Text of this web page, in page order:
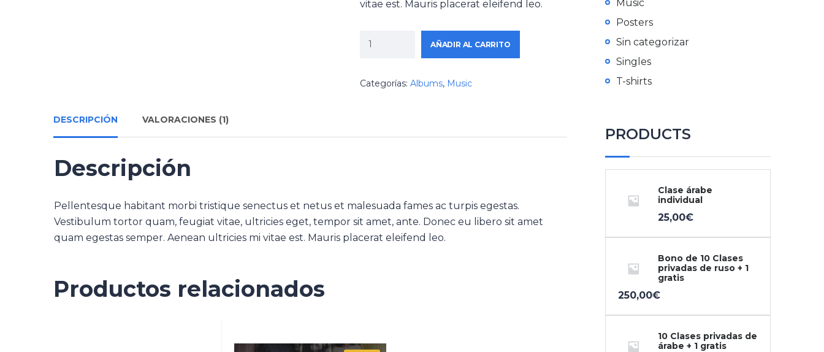
vitae est. Mauris placerat eleifend leo.
AÑADIR AL CARRITO
Categorías: Albums, Music
DESCRIPCIÓN VALORACIONES (1)
Descripción
Pellentesque habitant morbi tristique senectus et netus et malesuada fames ac turpis egestas.
Vestibulum tortor quam, feugiat vitae, ultricies eget, tempor sit amet, ante. Donec eu libero sit amet
quam egestas semper. Aenean ultricies mi vitae est. Mauris placerat eleifend leo.
Productos relacionados
Music
Posters
Sin categorizar
Singles
T-shirts
PRODUCTS
Clase árabe
individual
25,00€
Bono de 10 Clases
privadas de ruso + 1
gratis
250,00€
10 Clases privadas de
árabe + 1 gratis